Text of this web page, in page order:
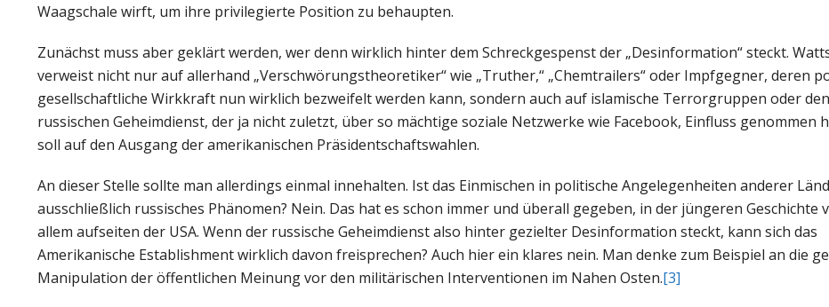
Waagschale wirft, um ihre privilegierte Position zu behaupten.
Zunächst muss aber geklärt werden, wer denn wirklich hinter dem Schreckgespenst der „Desinformation“ steckt.
verweist nicht nur auf allerhand „Verschwörungstheoretiker“ wie „Truther,“ „Chemtrailers“ oder Impfgegner, deren
gesellschaftliche Wirkkraft nun wirklich bezweifelt werden kann, sondern auch auf islamische Terrorgruppen oder den
russischen Geheimdienst, der ja nicht zuletzt, über so mächtige soziale Netzwerke wie Facebook, Einfluss genommen
soll auf den Ausgang der amerikanischen Präsidentschaftswahlen.
An dieser Stelle sollte man allerdings einmal innehalten. Ist das Einmischen in politische Angelegenheiten anderer
ausschließlich russisches Phänomen? Nein. Das hat es schon immer und überall gegeben, in der jüngeren Geschichte
allem aufseiten der USA. Wenn der russische Geheimdienst also hinter gezielter Desinformation steckt, kann sich das
Amerikanische Establishment wirklich davon freisprechen? Auch hier ein klares nein. Man denke zum Beispiel an die
Manipulation der öffentlichen Meinung vor den militärischen Interventionen im Nahen Osten.[3]